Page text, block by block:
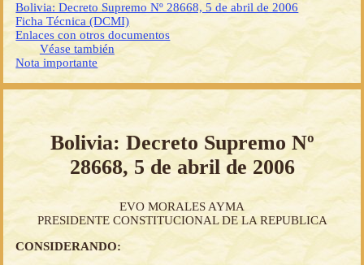
Bolivia: Decreto Supremo Nº 28668, 5 de abril de 2006
Ficha Técnica (DCMI)
Enlaces con otros documentos
Véase también
Nota importante
Bolivia: Decreto Supremo Nº
28668, 5 de abril de 2006
EVO MORALES AYMA
PRESIDENTE CONSTITUCIONAL DE LA REPUBLICA
CONSIDERANDO: